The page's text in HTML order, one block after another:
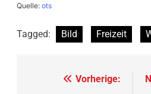
Quelle: ots
Tagged: Bild Freizeit
Vorherige: